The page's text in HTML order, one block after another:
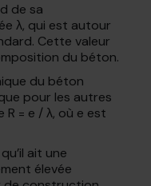
de sa
λ, qui est autour
Cette valeur
du béton.
du béton
pour les autres
= e / λ, où e est
ait une
élevée